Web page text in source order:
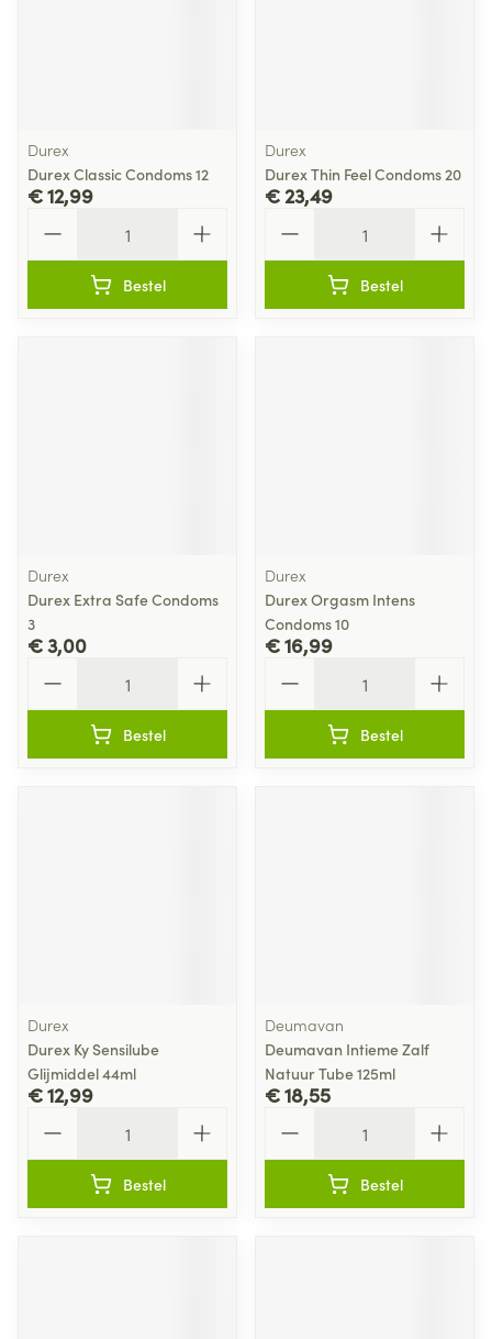
Durex
Durex Classic Condoms 12
€ 12,99
Bestel
Durex
Durex Thin Feel Condoms 20
€ 23,49
Bestel
Durex
Durex Extra Safe Condoms
3
€ 3,00
Bestel
Durex
Durex Orgasm Intens
Condoms 10
€ 16,99
Bestel
Durex
Durex Ky Sensilube
Glijmiddel 44ml
€ 12,99
Bestel
Deumavan
Deumavan Intieme Zalf
Natuur Tube 125ml
€ 18,55
Bestel